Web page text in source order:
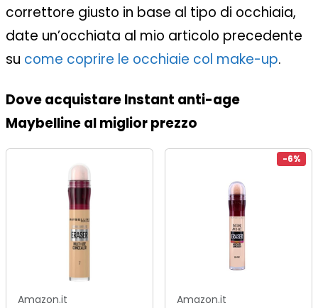
correttore giusto in base al tipo di occhiaia,
date un’occhiata al mio articolo precedente
su come coprire le occhiaie col make-up.
Dove acquistare Instant anti-age
Maybelline al miglior prezzo
Amazon.it
-6%
Amazon.it